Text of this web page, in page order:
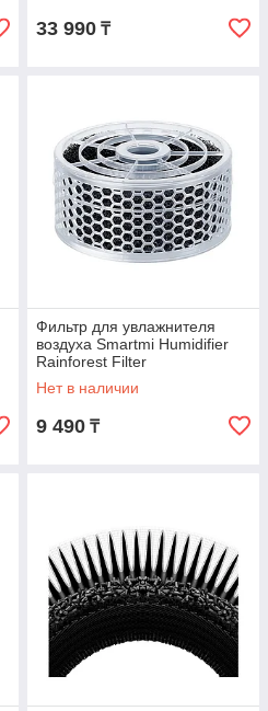
33 990 ₸
Фильтр для увлажнителя
воздуха Smartmi Humidifier
Rainforest Filter
Нет в наличии
9 490 ₸